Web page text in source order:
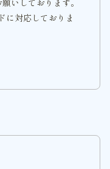
いしております。
に対応しておりま